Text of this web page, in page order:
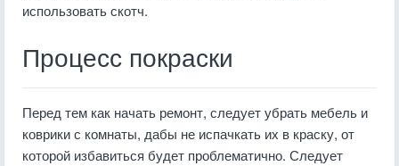
использовать скотч.
Процесс покраски
Перед тем как начать ремонт, следует убрать мебель и
коврики с комнаты, дабы не испачкать их в краску, от
которой избавиться будет проблематично. Следует